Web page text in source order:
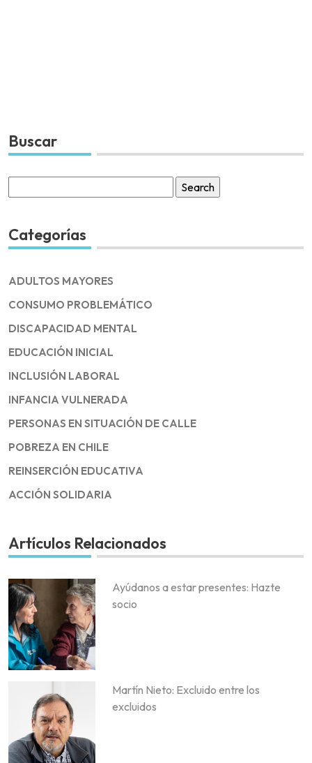
Buscar
for:
Categorías
ADULTOS MAYORES
CONSUMO PROBLEMÁTICO
DISCAPACIDAD MENTAL
EDUCACIÓN INICIAL
INCLUSIÓN LABORAL
INFANCIA VULNERADA
PERSONAS EN SITUACIÓN DE CALLE
POBREZA EN CHILE
REINSERCIÓN EDUCATIVA
ACCIÓN SOLIDARIA
Artículos Relacionados
Ayúdanos a estar presentes: Hazte
socio
Martín Nieto: Excluido entre los
excluidos